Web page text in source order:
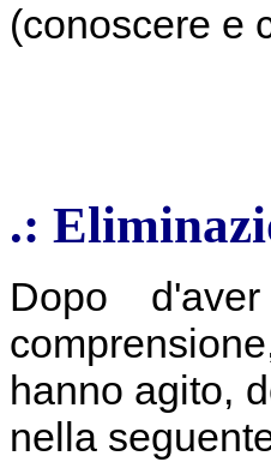
(conoscere e
.:
Dopo
hanno agito,
nella